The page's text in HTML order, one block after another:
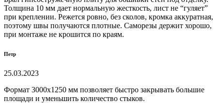
Толщина 10 мм дает нормальную жесткость, лист не “гуляет”
при креплении. Режется ровно, без сколов, кромка аккуратная,
поэтому швы получаются плотные. Саморезы держит хорошо,
при монтаже не крошится по краям.
Петр
25.03.2023
Формат 3000х1250 мм позволяет быстро закрывать большие
площади и уменьшить количество стыков.